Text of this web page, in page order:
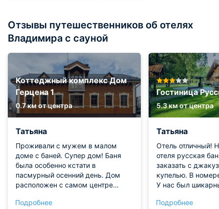
Отзывы путешественников об отелях
Владимира с сауной
Коттеджный комплекс Дом
Герцена 1
0.7 км от центра
Татьяна
Проживали с мужем в малом
доме с баней. Супер дом! Баня
была особенно кстати в
пасмурный осенний день. Дом
расположен с самом центре
советовать друзьям.
Подробнее
Гостиница
5.3 км от центра
Татьяна
Отель отличный!
отеля русская
заказать с
купелью. В
У нас был
нём есть.
Подробнее